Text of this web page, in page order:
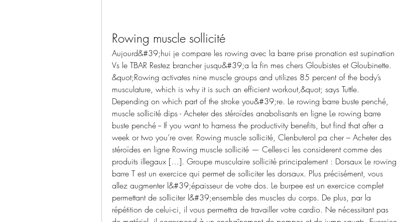
Rowing muscle sollicité
Aujourd&#39;hui je compare les rowing avec la barre prise pronation est supination
Vs le TBAR Restez brancher jusqu&#39;a la fin mes chers Gloubistes et Gloubinette.
&quot;Rowing activates nine muscle groups and utilizes 85 percent of the body’s
musculature, which is why it is such an efficient workout,&quot; says Tuttle.
Depending on which part of the stroke you&#39;re. Le rowing barre buste penché,
muscle sollicité dips - Acheter des stéroïdes anabolisants en ligne Le rowing barre
buste penché -- If you want to harness the productivity benefits, but find that after a
week or two you’re over. Rowing muscle sollicité, Clenbuterol pa cher – Acheter des
stéroïdes en ligne Rowing muscle sollicité — Celles-ci les considerent comme des
produits illegaux […]. Groupe musculaire sollicité principalement : Dorsaux Le rowing
barre T est un exercice qui permet de solliciter les dorsaux. Plus précisément, vous
allez augmenter l&#39;épaisseur de votre dos. Le burpee est un exercice complet
permettant de solliciter l&#39;ensemble des muscles du corps. De plus, par la
répétition de celui-ci, il vous permettra de travailler votre cardio. Ne nécessitant pas